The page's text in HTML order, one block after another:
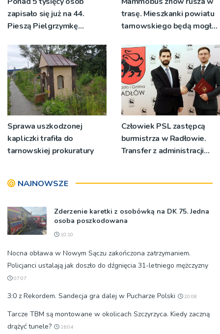
zapisało się już na 44.
Pieszą Pielgrzymkę
trasę. Mieszkanki powiatu
tarnowskiego będą mogły
badania
Sprawa uszkodzonej
kapliczki trafiła do
tarnowskiej prokuratury
Człowiek PSL zastępcą
burmistrza w Radłowie.
Transfer z administracji
NAJNOWSZE
Zderzenie karetki z osobówką na DK 75. Jedna
osoba poszkodowana
10:10
Nocna obława w Nowym Sączu zakończona zatrzymaniem.
Policjanci ustalają jak doszło do dźgnięcia 31-letniego mężczyzny
07:07
3:0 z Rekordem. Sandecja gra dalej w Pucharze Polski 20:08
Tarcze TBM są montowane w okolicach Szczyrzyca. Kiedy zaczną
drążyć tunele?
16:04